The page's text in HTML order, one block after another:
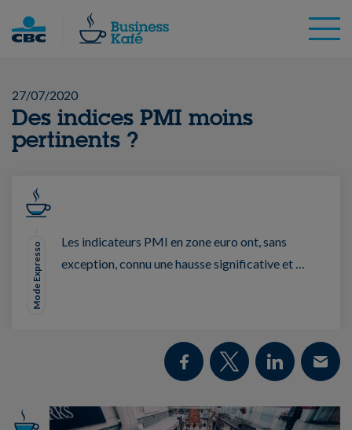
27/07/2020
Des indices PMI moins
pertinents ?
Mode Expresso
Les indicateurs PMI en zone euro ont, sans
exception, connu une hausse significative et …